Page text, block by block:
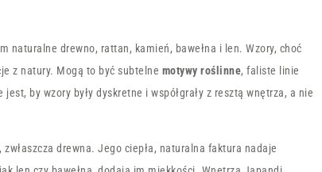
naturalne drewno, rattan, kamień, bawełna i len. Wzory, choć
z natury. Mogą to być subtelne motywy roślinne, faliste linie
by wzory były dyskretne i współgrały z resztą wnętrza, a nie
drewna. Jego ciepła, naturalna faktura nadaje